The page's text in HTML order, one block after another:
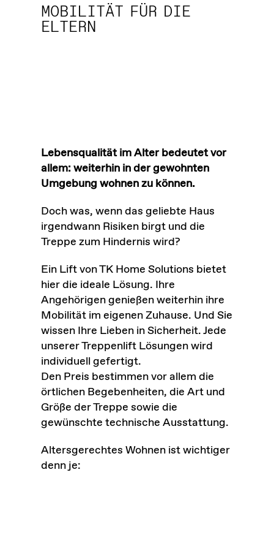
MOBILITÄT FÜR DIE
ELTERN
Lebensqualität im Alter bedeutet vor
allem: weiterhin in der gewohnten
Umgebung wohnen zu können.
Doch was, wenn das geliebte Haus
irgendwann Risiken birgt und die
Treppe zum Hindernis wird?
Ein Lift von TK Home Solutions bietet
hier die ideale Lösung. Ihre
Angehörigen genießen weiterhin ihre
Mobilität im eigenen Zuhause. Und Sie
wissen Ihre Lieben in Sicherheit. Jede
unserer Treppenlift Lösungen wird
individuell gefertigt.
Den Preis bestimmen vor allem die
örtlichen Begebenheiten, die Art und
Größe der Treppe sowie die
gewünschte technische Ausstattung.
Altersgerechtes Wohnen ist wichtiger
denn je: